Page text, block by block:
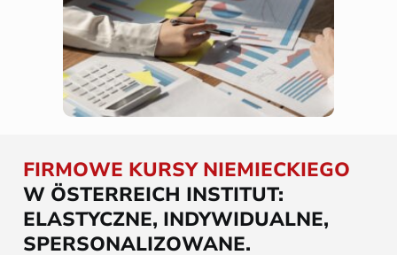
FIRMOWE KURSY NIEMIECKIEGO
W ÖSTERREICH INSTITUT:
ELASTYCZNE, INDYWIDUALNE,
SPERSONALIZOWANE.